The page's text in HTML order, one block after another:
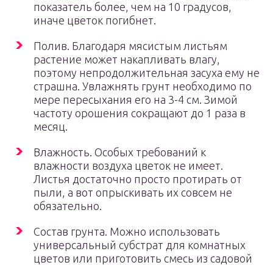
показатель более, чем на 10 градусов,
иначе цветок погибнет.
Полив. Благодаря мясистым листьям
растение может накапливать влагу,
поэтому непродолжительная засуха ему не
страшна. Увлажнять грунт необходимо по
мере пересыхания его на 3-4 см. Зимой
частоту орошения сокращают до 1 раза в
месяц.
Влажность. Особых требований к
влажности воздуха цветок не имеет.
Листья достаточно просто протирать от
пыли, а вот опрыскивать их совсем не
обязательно.
Состав грунта. Можно использовать
универсальный субстрат для комнатных
цветов или приготовить смесь из садовой